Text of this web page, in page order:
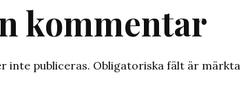
kommentar
inte publiceras. Obligatoriska fält är märkta